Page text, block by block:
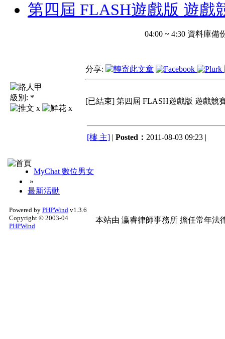
第四屆 FLASH遊戲版 遊戲
04:00 ~ 4:30 資料庫
級別: *
x
x
分享:
[已結束] 第四屆 FLASH遊戲版 遊戲競
[樓 主] | Posted： 2011-08-03 09:23 |
MyChat 數位男女
»
最新活動
Powered by PHPWind v1.3.6
Copyright © 2003-04
PHPWind
本站由 瀛睿律師事務所 擔任常年法